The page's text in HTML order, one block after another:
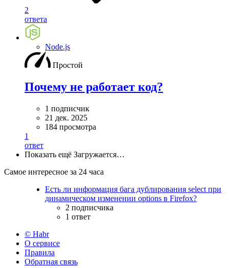
2
ответа
Node.js
Простой
Почему не работает код?
1 подписчик
21 дек. 2025
184 просмотра
1
ответ
Показать ещё Загружается…
Самое интересное за 24 часа
Есть ли информация бага дублирования select при
динамическом изменении options в Firefox?
2 подписчика
1 ответ
© Habr
О сервисе
Правила
Обратная связь